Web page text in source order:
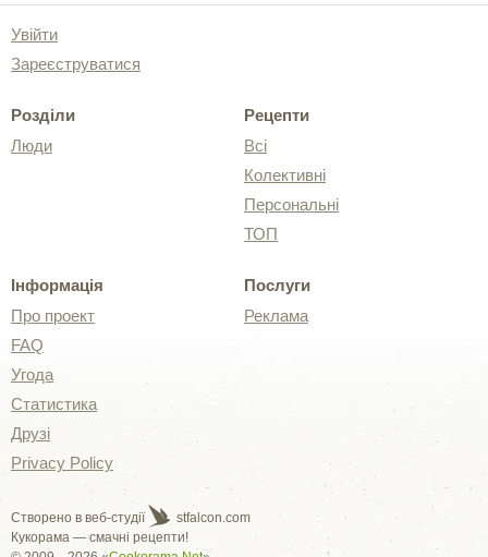
Увійти
Зареєструватися
Розділи
Люди
Рецепти
Всі
Колективні
Персональні
ТОП
Інформація
Про проект
FAQ
Угода
Статистика
Друзі
Privacy Policy
Послуги
Реклама
Створено в веб-студії
stfalcon.com
Кукорама — смачні рецепти!